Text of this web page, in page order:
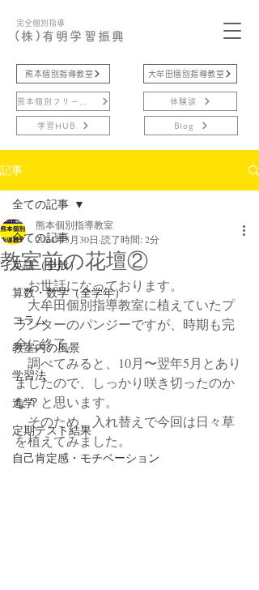
完全個別指導
(株)有明学習振興
熊本個別指導教室
学習HUB
大牟田個別指導教室
体験談
Blog
記事
全ての記事
英語（全般）
算数・数学（全学年）
コラム
教室内の風景
学習法
進学
定期テスト結果
自己肯定感・モチベーション
全ての記事
教室前の花壇②
熊本個別指導教室
2024年5月30日 読了時間: 2分
お世話になっております。
大牟田個別指導教室に植えていたプ
ランターのパンジーですが、時期も完
全に終了。
調べてみると、10月〜翌年5月とあり
ましたので、しっかり咲き切ったのか
な？と思います。
そのため、入れ替えで今回は日々草
を植えてみました。